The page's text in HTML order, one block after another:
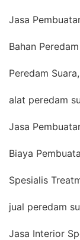
Jasa
Bahan
Peredam Suara,
alat peredam
Jasa
Biaya
Spesialis
jual peredam
Jasa Interior